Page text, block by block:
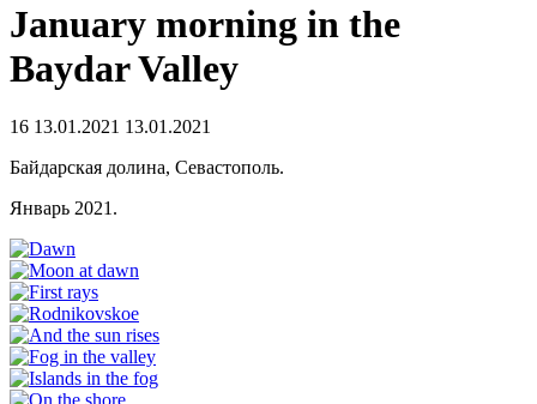
January morning in the
Baydar Valley
16 13.01.2021 13.01.2021
Байдарская долина, Севастополь.
Январь 2021.